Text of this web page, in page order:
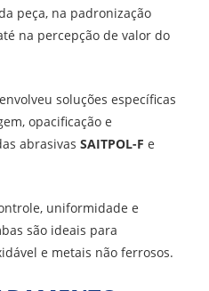
peça, na padronização
na percepção de valor do
soluções específicas
opacificação e
abrasivasSAITPOL-F e
uniformidade e
são ideais para
e metais não ferrosos.